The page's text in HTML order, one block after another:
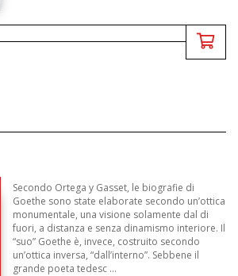
Secondo Ortega y Gasset, le biografie di
Goethe sono state elaborate secondo un’ottica
monumentale, una visione solamente dal di
fuori, a distanza e senza dinamismo interiore. Il
“suo” Goethe è, invece, costruito secondo
un’ottica inversa, “dall’interno”. Sebbene il
grande poeta tedesc ...